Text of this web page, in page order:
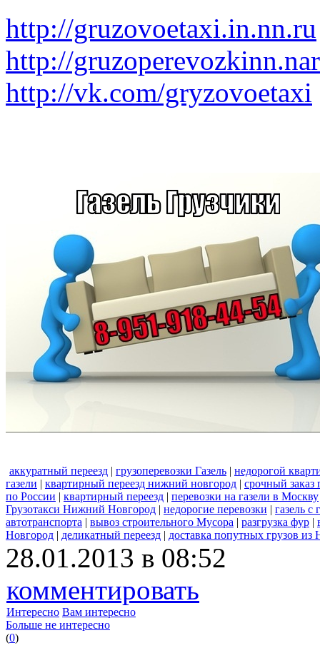
http://gruzovoetaxi.in.nn.ru
http://
http://vk.com/gryzovoetaxi
аккуратный переезд | грузоперевозки Газель | недорогой
газели | квартирный переезд нижний новгород | срочный заказ
по России | квартирный переезд | перевозки на газели в Москву
Грузотакси Нижний Новгород | недорогие перевозки | газель с
автотранспорта | вывоз строительного Мусора | разгрузка фур |
Новгород | деликатный переезд | доставка попутных грузов
28.01.2013 в 08:52
комментировать
Интересно Вам интересно
Больше не интересно
(0)